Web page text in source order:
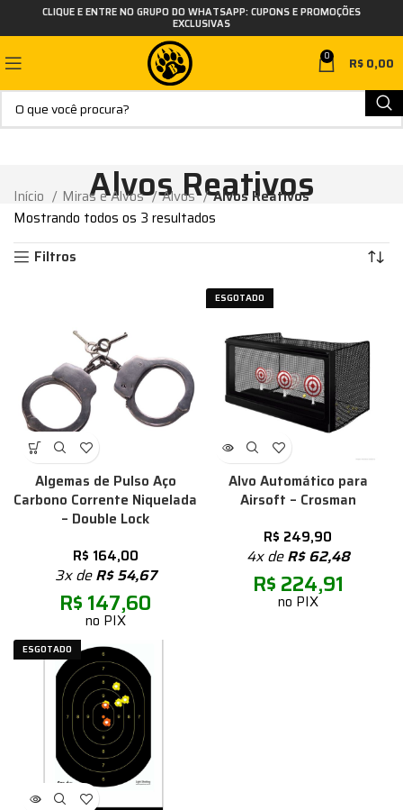
CLIQUE E ENTRE NO GRUPO DO WHATSAPP: CUPONS E PROMOÇÕES
EXCLUSIVAS
0 R$0,00
Alvos Reativos
Início Miras e Alvos Alvos
Alvos Reativos
Mostrando todos os 3 resultados
Filtros
Algemas de Pulso Aço
Carbono Corrente Niquelada
– Double Lock
R$ 164,00
3x deR$54,67
R$ 147,60
no PIX
ESGOTADO
Alvo Automático para
Airsoft – Crosman
R$ 249,90
4x deR$62,48
R$ 224,91
no PIX
ESGOTADO